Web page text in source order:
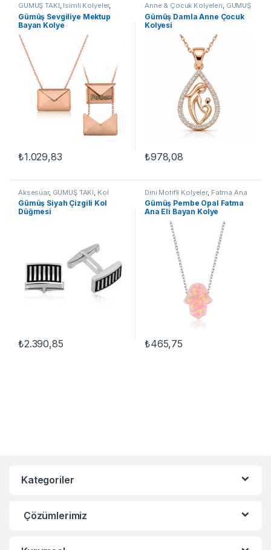
GÜMÜŞ TAKI, İsimli Kolyeler,
Kadın Kolyeleri,Kolye
Gümüş Sevgiliye Mektup
Bayan Kolye
₺1.029,83
Anne & Çocuk Kolyeleri, GÜMÜŞ
TAKI Kadın Kolyeleri Kolye
Gümüş Damla Anne Çocuk
Kolyesi
₺978,08
Aksesuar, GÜMÜŞ TAKI Kol
Düğmeleri
Gümüş Siyah Çizgili Kol
Düğmesi
₺2.390,85
Dini Motifli Kolyeler, Fatma Ana
Eli Kolyeler GÜMÜŞ TAKI Kadın
Kolyeleri ,Kolye
Gümüş Pembe Opal Fatma
Ana Eli Bayan Kolye
₺465,75
Kategoriler
Çözümlerimiz